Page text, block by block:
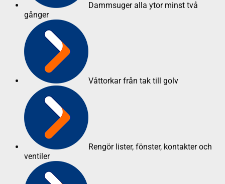
Dammsuger alla ytor minst två
gånger
Våttorkar från tak till golv
Rengör lister, fönster, kontakter och
ventiler